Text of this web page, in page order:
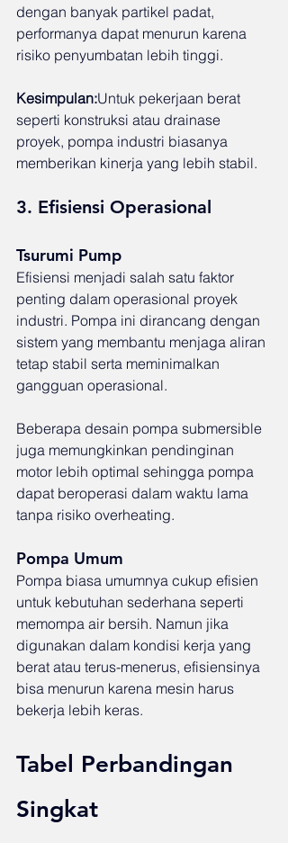
dengan banyak partikel padat,
performanya dapat menurun karena
risiko penyumbatan lebih tinggi.
Kesimpulan:Untuk pekerjaan berat
seperti konstruksi atau drainase
proyek, pompa industri biasanya
memberikan kinerja yang lebih stabil.
3. Efisiensi Operasional
Tsurumi Pump
Efisiensi menjadi salah satu faktor
penting dalam operasional proyek
industri. Pompa ini dirancang dengan
sistem yang membantu menjaga aliran
tetap stabil serta meminimalkan
gangguan operasional.
Beberapa desain pompa submersible
juga memungkinkan pendinginan
motor lebih optimal sehingga pompa
dapat beroperasi dalam waktu lama
tanpa risiko overheating.
Pompa Umum
Pompa biasa umumnya cukup efisien
untuk kebutuhan sederhana seperti
memompa air bersih. Namun jika
digunakan dalam kondisi kerja yang
berat atau terus-menerus, efisiensinya
bisa menurun karena mesin harus
bekerja lebih keras.
Tabel Perbandingan
Singkat